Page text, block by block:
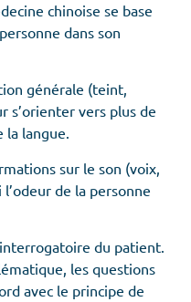
chinoise se base
dans son
générale (teint,
s’orienter vers plus de
la langue.
sur le son (voix,
de la personne
du patient.
les questions
avec le principe de